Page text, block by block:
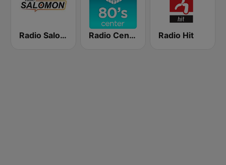
Radio Salomon Radio Center 80s Radio Hit